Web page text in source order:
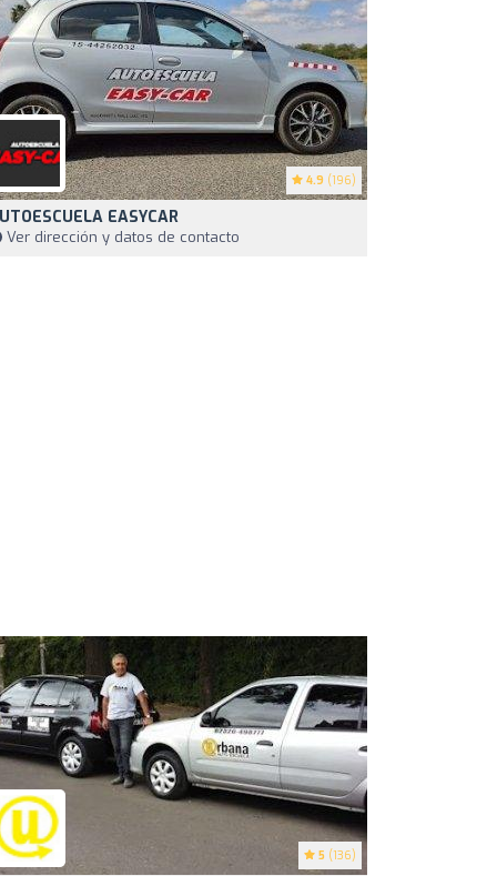
4.9 (196)
EASYCAR
Ver dirección y datos de contacto
5 (136)